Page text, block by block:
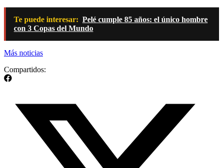
Te puede interesar: Pelé cumple 85 años: el único hombre
con 3 Copas del Mundo
Más noticias
Compartidos: